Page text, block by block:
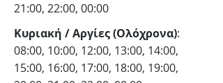
21:00, 22:00, 00:00
Κυριακή / Αργίες (Ολόχρονα):
08:00, 10:00, 12:00, 13:00, 14:00,
15:00, 16:00, 17:00, 18:00, 19:00,